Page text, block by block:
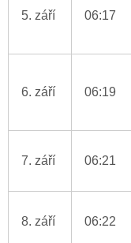
5. září 06:17
6. září 06:19
7. září 06:21
8. září 06:22